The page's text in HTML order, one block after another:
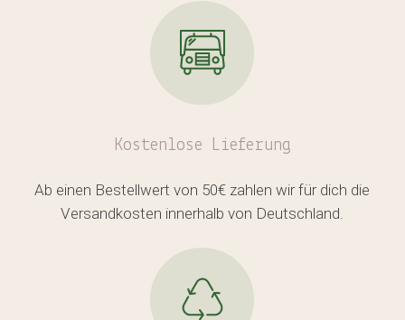
Kostenlose Lieferung
Ab einen Bestellwert von 50€ zahlen wir für dich die
Versandkosten innerhalb von Deutschland.